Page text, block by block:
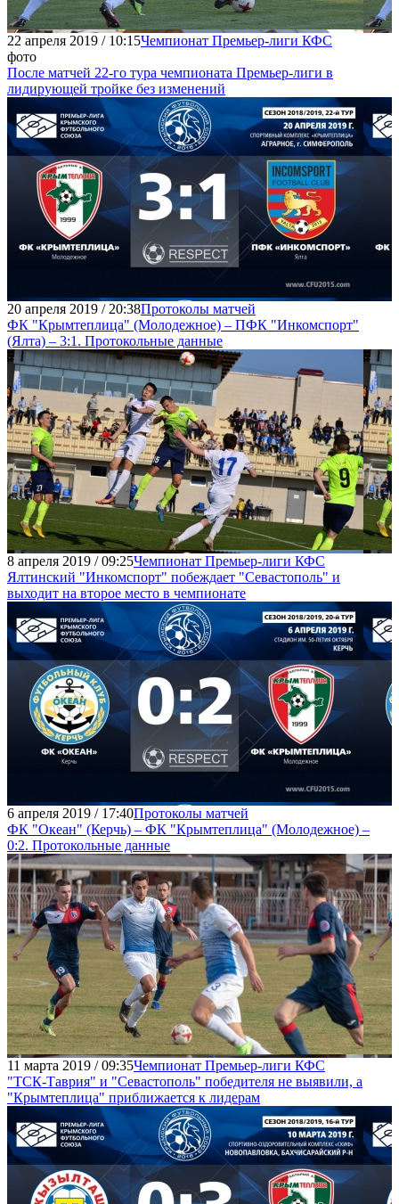
22 апреля 2019 / 10:15Чемпионат Премьер-лиги КФС
фото
После матчей 22-го тура чемпионата Премьер-лиги в
лидирующей тройке без изменений
20 апреля 2019 / 20:38Протоколы матчей
ФК "Крымтеплица" (Молодежное) – ПФК "Инкомспорт"
(Ялта) – 3:1. Протокольные данные
8 апреля 2019 / 09:25Чемпионат Премьер-лиги КФС
Ялтинский "Инкомспорт" побеждает "Севастополь" и
выходит на второе место в чемпионате
6 апреля 2019 / 17:40Протоколы матчей
ФК "Океан" (Керчь) – ФК "Крымтеплица" (Молодежное) –
0:2. Протокольные данные
11 марта 2019 / 09:35Чемпионат Премьер-лиги КФС
"ТСК-Таврия" и "Севастополь" победителя не выявили, а
"Крымтеплица" приближается к лидерам